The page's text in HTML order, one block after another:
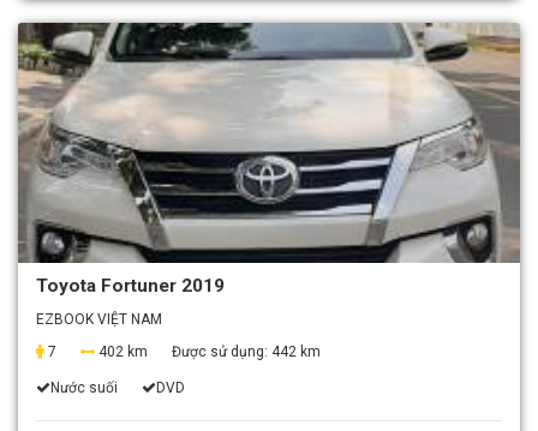
Toyota Fortuner 2019
EZBOOK VIỆT NAM
7
402 km Được sử dụng: 442 km
Nước suối DVD